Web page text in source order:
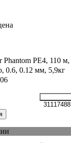
PE4, 110 м,
0.6, 0.12 мм, 5,9кг
31117488